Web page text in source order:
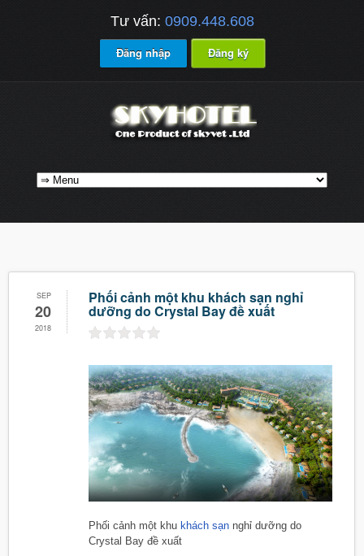
Tư vấn: 0909.448.608
Đăng nhập Đăng ký
SEP
20
2018
Phối cảnh một khu khách sạn nghỉ
dưỡng do Crystal Bay đề xuất
Phối cảnh một khu khách sạn nghỉ dưỡng do
Crystal Bay đề xuất